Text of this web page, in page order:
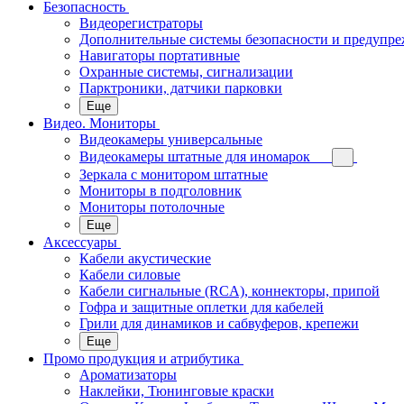
Безопасность
Видеорегистраторы
Дополнительные системы безопасности и
Навигаторы портативные
Охранные системы, сигнализации
Парктроники, датчики парковки
Еще
Видео. Мониторы
Видеокамеры универсальные
Видеокамеры штатные для иномарок
Зеркала с монитором штатные
Мониторы в подголовник
Мониторы потолочные
Еще
Аксессуары
Кабели акустические
Кабели силовые
Кабели сигнальные (RCA), коннекторы, припой
Гофра и защитные оплетки для кабелей
Грили для динамиков и сабвуферов, крепежи
Еще
Промо продукция и атрибутика
Ароматизаторы
Наклейки, Тюнинговые краски